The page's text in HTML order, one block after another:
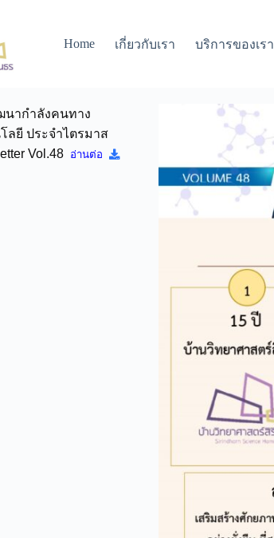
Home เกี่ยวกับเรา บริการของเรา
นากำลังคนทาง
ลยี ประจำไตรมาส
Vol.48 อ่านต่อ